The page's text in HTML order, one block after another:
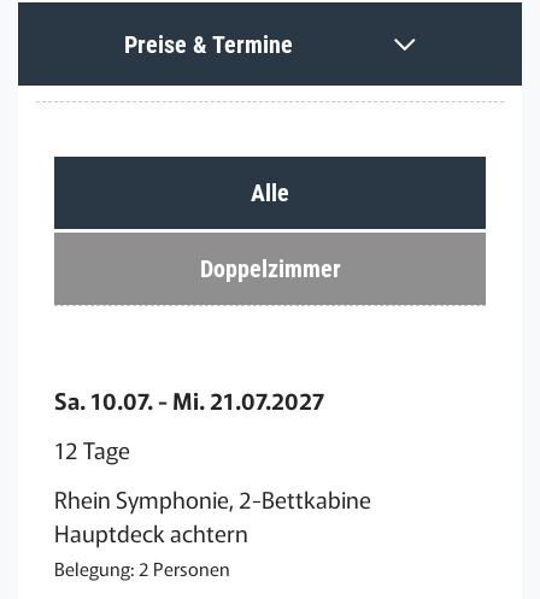
Preise & Termine
Alle
Doppelzimmer
Sa. 10.07. - Mi. 21.07.2027
12 Tage
Rhein Symphonie, 2-Bettkabine
Hauptdeck achtern
Belegung: 2 Personen